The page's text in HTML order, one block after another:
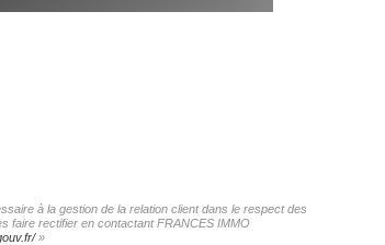
à la gestion de la relation client dans le respect des
faire rectifier en contactant FRANCES IMMO
»